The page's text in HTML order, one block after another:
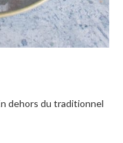
dehors du traditionnel